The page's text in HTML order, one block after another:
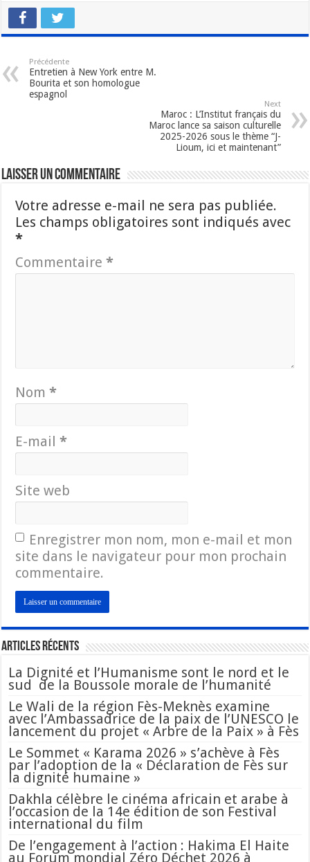
Précédente
Entretien à New York entre M.
Bourita et son homologue
espagnol
Next
Maroc : L’Institut français du
Maroc lance sa saison culturelle
2025-2026 sous le thème “J-
Lioum, ici et maintenant”
Laisser un commentaire
Votre adresse e-mail ne sera pas publiée.
Les champs obligatoires sont indiqués avec
*
Commentaire*
Nom*
E-mail*
Site web
Enregistrer mon nom, mon e-mail et mon
site dans le navigateur pour mon prochain
commentaire.
Articles Récents
La Dignité et l’Humanisme sont le nord et le
sud de la Boussole morale de l’humanité
Le Wali de la région Fès-Meknès examine
avec l’Ambassadrice de la paix de l’UNESCO le
lancement du projet « Arbre de la Paix » à Fès
Le Sommet « Karama 2026 » s’achève à Fès
par l’adoption de la « Déclaration de Fès sur
la dignité humaine »
Dakhla célèbre le cinéma africain et arabe à
l’occasion de la 14e édition de son Festival
international du film
De l’engagement à l’action : Hakima El Haite
au Forum mondial Zéro Déchet 2026 à